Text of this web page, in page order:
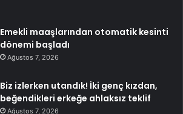
Emekli maaşlarından otomatik kesinti
dönemi başladı
Ağustos 7, 2026
Biz izlerken utandık! İki genç kızdan,
beğendikleri erkeğe ahlaksız teklif
Ağustos 7, 2026